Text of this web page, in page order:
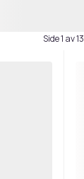
Side 1 av 13